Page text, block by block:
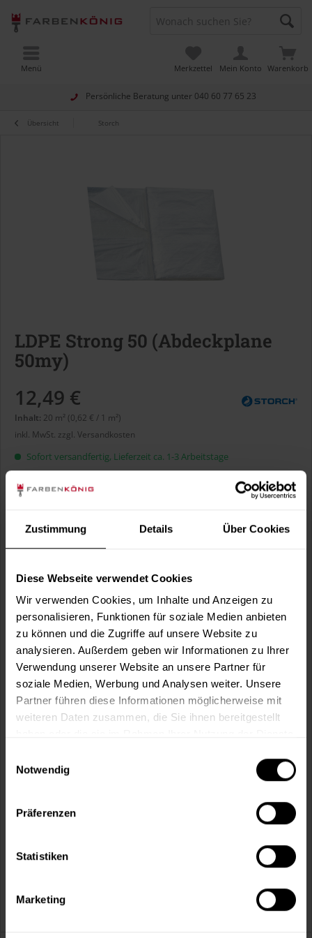
Zustimmung Details Über Cookies
Diese Webseite verwendet Cookies
Wir verwenden Cookies, um Inhalte und Anzeigen zu
personalisieren, Funktionen für soziale Medien anbieten
zu können und die Zugriffe auf unsere Website zu
analysieren. Außerdem geben wir Informationen zu Ihrer
Verwendung unserer Website an unsere Partner für
soziale Medien, Werbung und Analysen weiter. Unsere
Partner führen diese Informationen möglicherweise mit
weiteren Daten zusammen, die Sie ihnen bereitgestellt
Notwendig
Präferenzen
Statistiken
Marketing
Persönliche Beratung unter 040 60 77 65 23
Warenkorb
Merkzettel Mein Konto
Menü
Übersicht Storch
LDPE Strong 50 (Abdeckplane
50my)
12,49 €
Inhalt: 20 m² (0,62 € / 1 m²)
inkl. MwSt. zzgl. Versandkosten
Sofort versandfertig, Lieferzeit ca. 1-3 Arbeitstage
Größe:
In denWarenkorb
Merken Fragen zum Artikel?
Artikel-Nr.: STO0024
Sie möchten eine größere Menge kaufen
und wünschen ein Angebot?
Kostenloser Versand ab 60 EUR